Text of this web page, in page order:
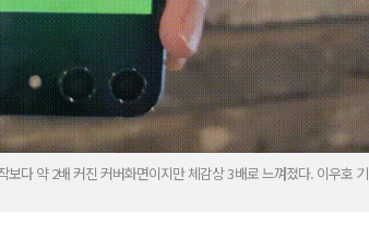
다 약 2배 커진 커버화면이지만 체감상 3배로 느껴졌다. 이우호 기